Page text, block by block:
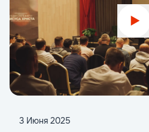
3 Июня 2025